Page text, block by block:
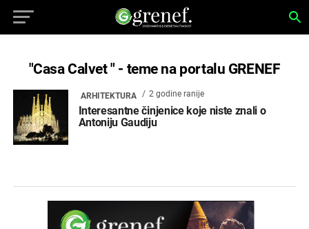
"Casa Calvet " - teme na portalu GRENEF
ARHITEKTURA 2 godine ranije
Interesantne činjenice koje niste znali o
Antoniju Gaudiju